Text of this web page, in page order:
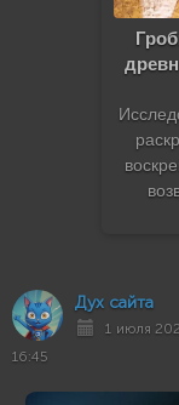
Дух сайта
1 июля
16:45